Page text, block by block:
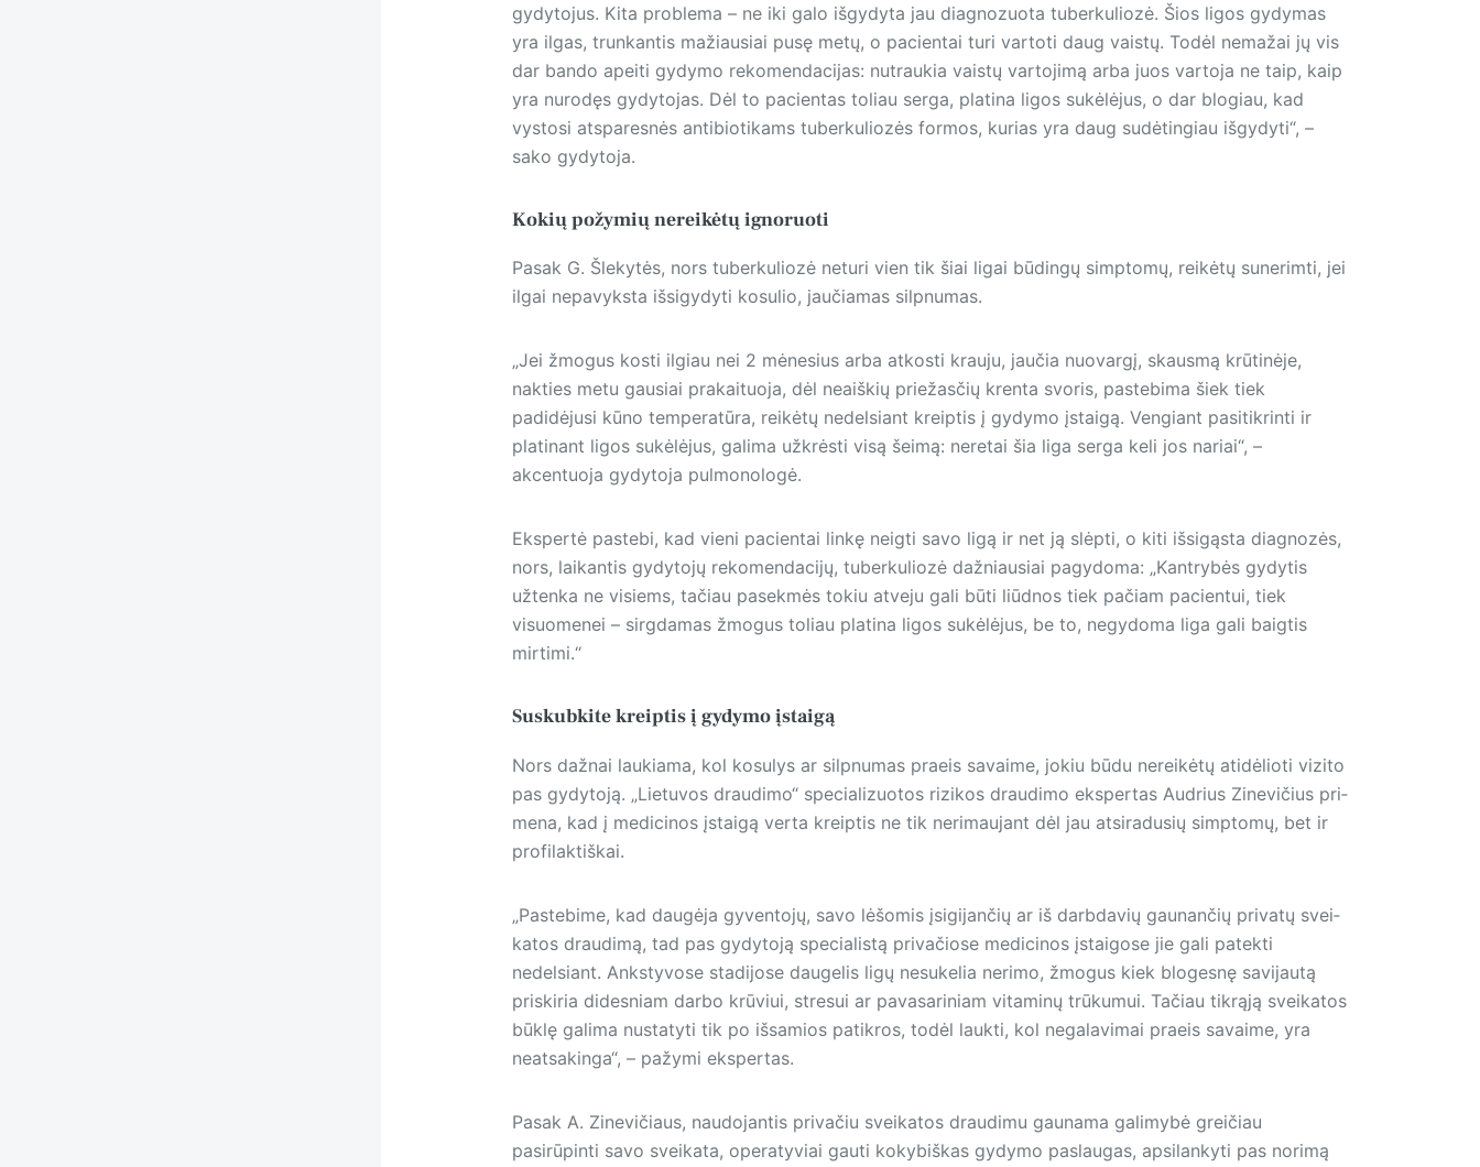
gydytojus. Kita problema – ne iki galo išgydyta jau diagnozuota tuberkuliozė. Šios ligos gydymas
yra ilgas, trunkantis mažiausiai pusę metų, o pacientai turi vartoti daug vaistų. Todėl nemažai jų vis
dar bando apeiti gydymo rekomendacijas: nutraukia vaistų vartojimą arba juos vartoja ne taip, kaip
yra nurodęs gydytojas. Dėl to pacientas toliau serga, platina ligos sukėlėjus, o dar blogiau, kad
vystosi atsparesnės antibiotikams tuberkuliozės formos, kurias yra daug sudėtingiau išgydyti“, –
sako gydytoja.
Kokių požymių nereikėtų ignoruoti
Pasak G. Šlekytės, nors tuberkuliozė neturi vien tik šiai ligai būdingų simptomų, reikėtų sunerimti, jei
ilgai nepavyksta išsigydyti kosulio, jaučiamas silpnumas.
„Jei žmogus kosti ilgiau nei 2 mėnesius arba atkosti krauju, jaučia nuovargį, skausmą krūtinėje,
nakties metu gausiai prakaituoja, dėl neaiškių priežasčių krenta svoris, pastebima šiek tiek
padidėjusi kūno temperatūra, reikėtų nedelsiant kreiptis į gydymo įstaigą. Vengiant pasitikrinti ir
platinant ligos sukėlėjus, galima užkrėsti visą šeimą: neretai šia liga serga keli jos nariai“, –
akcentuoja gydytoja pulmonologė.
Ekspertė pastebi, kad vieni pacientai linkę neigti savo ligą ir net ją slėpti, o kiti išsigąsta diagnozės,
nors, laikantis gydytojų rekomendacijų, tuberkuliozė dažniausiai pagydoma: „Kantrybės gydytis
užtenka ne visiems, tačiau pasekmės tokiu atveju gali būti liūdnos tiek pačiam pacientui, tiek
visuomenei – sirgdamas žmogus toliau platina ligos sukėlėjus, be to, negydoma liga gali baigtis
mirtimi.“
Suskubkite kreiptis į gydymo įstaigą
Nors dažnai laukiama, kol kosulys ar silpnumas praeis savaime, jokiu būdu nereikėtų atidėlioti vizito
pas gydytoją. „Lietuvos draudimo“ specializuotos rizikos draudimo eks­pertas Audrius Zinevičius pri­
mena, kad į medicinos įstaigą verta kreiptis ne tik nerimaujant dėl jau atsiradusių simptomų, bet ir
profilaktiškai.
„Pastebime, kad daugėja gyventojų, savo lėšomis įsigijančių ar iš darbdavių gaunančių privatų svei­
katos draudimą, tad pas gydytoją specialistą privačiose medicinos įstaigose jie gali patekti
nedelsiant. Ankstyvose stadijose daugelis ligų nesukelia nerimo, žmogus kiek blogesnę savijautą
priskiria didesniam darbo krūviui, stresui ar pavasariniam vitaminų trūkumui. Tačiau tikrąją sveikatos
būklę galima nustatyti tik po išsamios patikros, todėl laukti, kol negalavimai praeis savaime, yra
neatsakinga“, – pažymi ekspertas.
Pasak A. Zinevičiaus, naudojantis privačiu sveikatos draudimu gaunama galimybė greičiau
pasirūpinti savo sveikata, operatyviai gauti kokybiškas gydymo paslaugas, apsilankyti pas norimą